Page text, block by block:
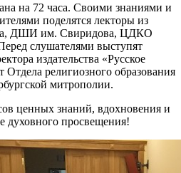
на 72 часа. Своими знаниями и
поделятся лекторы из
ДШИ им. Свиридова, ЦДКО
слушателями выступят
издательства «Русское
религиозного образования
митрополии.
ценных знаний, вдохновения и
духовного просвещения!